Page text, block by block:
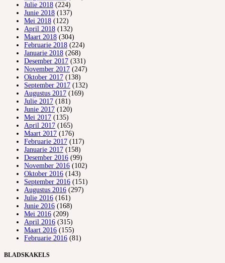
Julie 2018 (224)
Junie 2018 (137)
Mei 2018 (122)
April 2018 (132)
Maart 2018 (304)
Februarie 2018 (224)
Januarie 2018 (268)
Desember 2017 (331)
November 2017 (247)
Oktober 2017 (138)
September 2017 (132)
Augustus 2017 (169)
Julie 2017 (181)
Junie 2017 (120)
Mei 2017 (135)
April 2017 (165)
Maart 2017 (176)
Februarie 2017 (117)
Januarie 2017 (158)
Desember 2016 (99)
November 2016 (102)
Oktober 2016 (143)
September 2016 (151)
Augustus 2016 (297)
Julie 2016 (161)
Junie 2016 (168)
Mei 2016 (209)
April 2016 (315)
Maart 2016 (155)
Februarie 2016 (81)
BLADSKAKELS